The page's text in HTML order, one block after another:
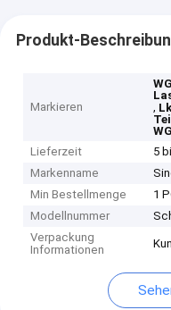
Produkt-
Markieren
,
Lieferzeit
5
Markenname
Min Bestellmenge
1
Modellnummer
Verpackung
Informationen